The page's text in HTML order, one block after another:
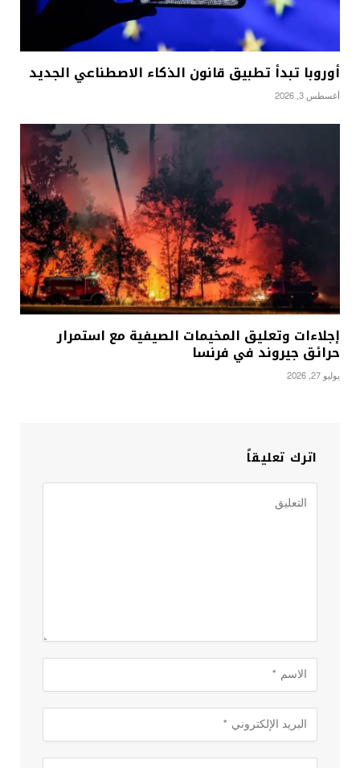
أوروبا تبدأ تطبيق قانون الذكاء الاصطناعي الجديد
أغسطس 3, 2026
إجلاءات وتعليق المخيمات الصيفية مع استمرار
حرائق جيروند في فرنسا
يوليو 27, 2026
اترك تعليقاً